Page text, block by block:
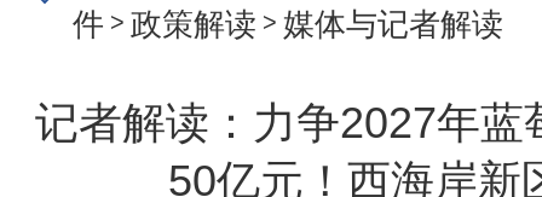
件 > 政策解读 > 媒体与记者解读
记者解读：力争2027年蓝
50亿元！西海岸新